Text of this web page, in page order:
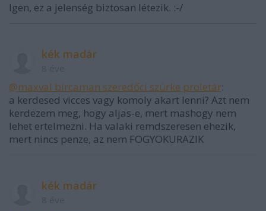
Igen, ez a jelenség biztosan létezik. :-/
kék madár
@maxval bircaman szeredőci szürke proletár:
a kerdesed vicces vagy komoly akart lenni? Azt nem
kerdezem meg, hogy aljas-e, mert mashogy nem
lehet ertelmezni. Ha valaki remdszeresen ehezik,
mert nincs penze, az nem FOGYOKURAZIK
kék madár